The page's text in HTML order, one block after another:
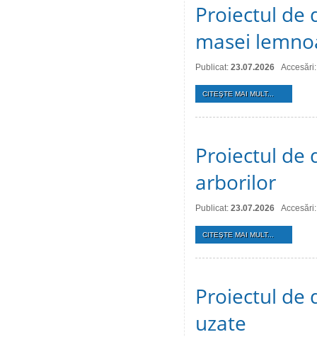
Proiectul de
masei
Publicat: 23.07.2026
CITEŞTE MAI MULT...
Proiectul de
arborilor
Publicat: 23.07.2026
CITEŞTE MAI MULT...
Proiectul de
uzate